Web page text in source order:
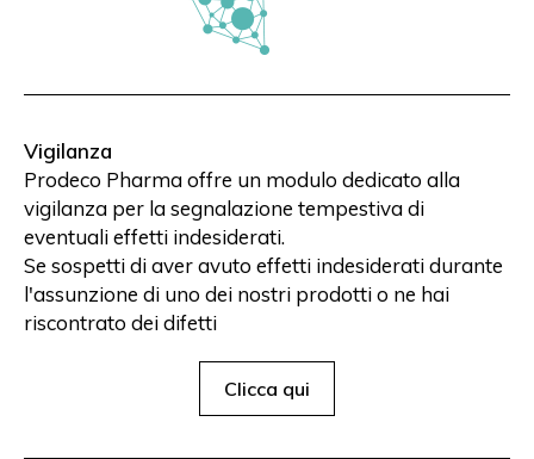
Vigilanza
Prodeco Pharma offre un modulo dedicato alla
vigilanza per la segnalazione tempestiva di
eventuali effetti indesiderati.
Se sospetti di aver avuto effetti indesiderati durante
l'assunzione di uno dei nostri prodotti o ne hai
riscontrato dei difetti
Clicca qui